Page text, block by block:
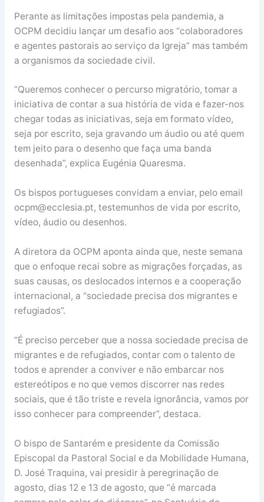
Perante as limitações impostas pela pandemia, a
OCPM decidiu lançar um desafio aos “colaboradores
e agentes pastorais ao serviço da Igreja” mas também
a organismos da sociedade civil.
“Queremos conhecer o percurso migratório, tomar a
iniciativa de contar a sua história de vida e fazer-nos
chegar todas as iniciativas, seja em formato vídeo,
seja por escrito, seja gravando um áudio ou até quem
tem jeito para o desenho que faça uma banda
desenhada”, explica Eugénia Quaresma.
Os bispos portugueses convidam a enviar, pelo email
ocpm@ecclesia.pt, testemunhos de vida por escrito,
vídeo, áudio ou desenhos.
A diretora da OCPM aponta ainda que, neste semana
que o enfoque recai sobre as migrações forçadas, as
suas causas, os deslocados internos e a cooperação
internacional, a “sociedade precisa dos migrantes e
refugiados”.
“É preciso perceber que a nossa sociedade precisa de
migrantes e de refugiados, contar com o talento de
todos e aprender a conviver e não embarcar nos
estereótipos e no que vemos discorrer nas redes
sociais, que é tão triste e revela ignorância, vamos por
isso conhecer para compreender”, destaca.
O bispo de Santarém e presidente da Comissão
Episcopal da Pastoral Social e da Mobilidade Humana,
D. José Traquina, vai presidir à peregrinação de
agosto, dias 12 e 13 de agosto, que “é marcada